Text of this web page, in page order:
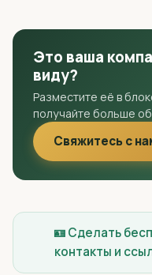
Это ваша
виду?
Разместите её в
получайте больше
Свяжитесь с
🪪 Сделать
контакты и